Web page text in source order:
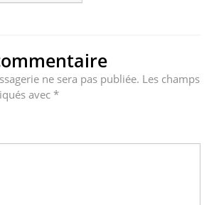
ne sera pas publiée. Les champs
avec *